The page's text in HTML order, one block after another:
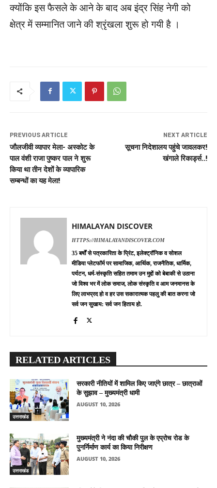
क्योंकि इस फैसले के आने के बाद अब इंद्र सिंह नेगी को
क्षेत्र में सम्मानित जाने की श्रृंखला शुरू हो गयी है ।
PREVIOUS ARTICLE
जौलजीवी व्यापार मेला- अस्कोट के
पाल वंशी राजा पुष्कर पाल ने शुरू
किया था तीन देशों के व्यापारिक
सम्बन्धों का यह मेला!
NEXT ARTICLE
सूचना निदेशालय पहुंचे जावलकर!
खंगाले रिकार्ड्स..!
HIMALAYAN DISCOVER
HTTPS://HIMALAYANDISCOVER.COM
35 बर्षों से पत्रकारिता के प्रिंट, इलेक्ट्रॉनिक व सोशल
मीडिया प्लेटफॉर्म पर सामाजिक, आर्थिक, राजनैतिक, धार्मिक,
पर्यटन, धर्म-संस्कृति सहित तमाम उन मुद्दों को बेबाकी से उठाना
जो विश्व भर में लोक समाज, लोक संस्कृति व आम जनमानस के
लिए लाभप्रद हो व हर उस सकारात्मक पहलु की बात करना जो
सर्व जन सुखाय: सर्व जन हिताय हो.
RELATED ARTICLES
उत्तराखंड
सरकारी नीतियों में शामिल किए जाएंगे छात्र – छात्राओं
के सुझाव – मुख्यमंत्री धामी
AUGUST 10, 2026
उत्तराखंड
मुख्यमंत्री ने नंदा की चौकी पुल के एप्रोच रोड के
पुनर्निर्माण कार्य का किया निरीक्षण
AUGUST 10, 2026